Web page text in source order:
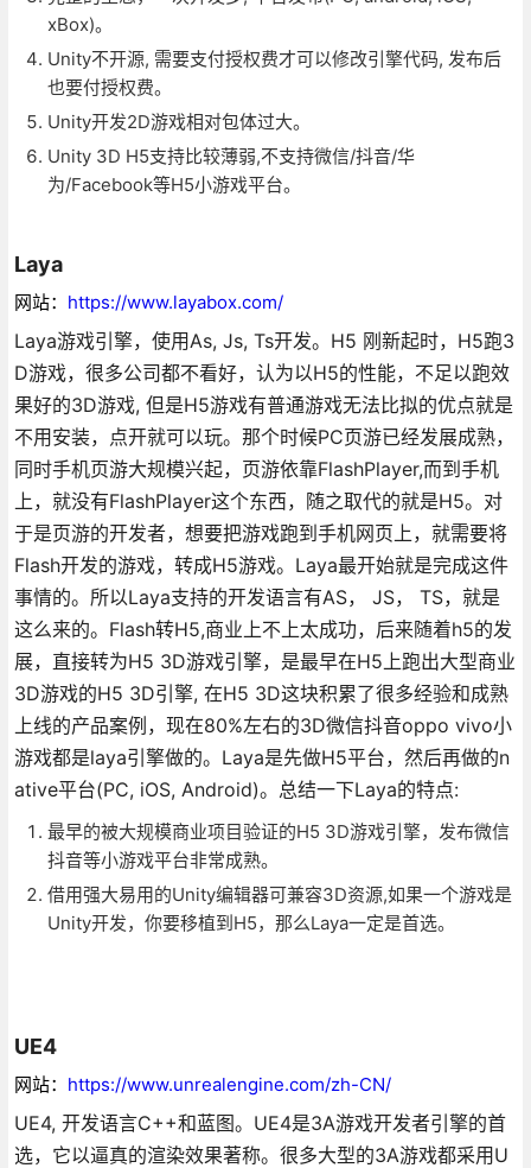
xBox)。
Unity不开源, 需要支付授权费才可以修改引擎代码, 发布后
也要付授权费。
Unity开发2D游戏相对包体过大。
Unity 3D H5支持比较薄弱,不支持微信/抖音/华
为/Facebook等H5小游戏平台。
Laya
网站： https://www.layabox.com/
Laya游戏引擎，使用As, Js, Ts开发。H5 刚新起时，H5跑3
D游戏，很多公司都不看好，认为以H5的性能，不足以跑效
果好的3D游戏, 但是H5游戏有普通游戏无法比拟的优点就是
不用安装，点开就可以玩。那个时候PC页游已经发展成熟，
同时手机页游大规模兴起，页游依靠FlashPlayer,而到手机
上，就没有FlashPlayer这个东西，随之取代的就是H5。对
于是页游的开发者，想要把游戏跑到手机网页上，就需要将
Flash开发的游戏，转成H5游戏。Laya最开始就是完成这件
事情的。所以Laya支持的开发语言有AS， JS， TS，就是
这么来的。Flash转H5,商业上不上太成功，后来随着h5的发
展，直接转为H5 3D游戏引擎，是最早在H5上跑出大型商业
3D游戏的H5 3D引擎, 在H5 3D这块积累了很多经验和成熟
上线的产品案例，现在80%左右的3D微信抖音oppo vivo小
游戏都是laya引擎做的。Laya是先做H5平台，然后再做的n
ative平台(PC, iOS, Android)。总结一下Laya的特点:
最早的被大规模商业项目验证的H5 3D游戏引擎，发布微信
抖音等小游戏平台非常成熟。
借用强大易用的Unity编辑器可兼容3D资源,如果一个游戏是
Unity开发，你要移植到H5，那么Laya一定是首选。
UE4
网站： https://www.unrealengine.com/zh-CN/
UE4, 开发语言C++和蓝图。UE4是3A游戏开发者引擎的首
选，它以逼真的渲染效果著称。很多大型的3A游戏都采用U